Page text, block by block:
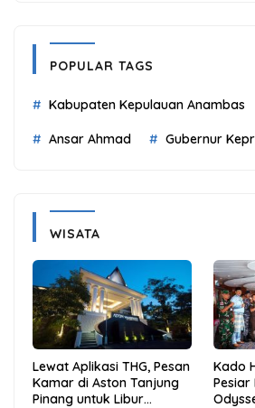
POPULAR TAGS
Kabupaten Kepulauan Anambas
Ansar Ahmad Gubernur
WISATA
Lewat Aplikasi THG, Pesan
Kamar di Aston Tanjung
Pinang untuk Libur
Kado
Pesiar